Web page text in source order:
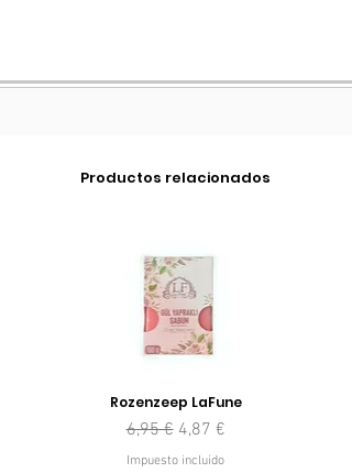
Productos relacionados
Rozenzeep LaFune
Precio
6,95 € Precio de oferta
4,87 €
Impuesto incluido